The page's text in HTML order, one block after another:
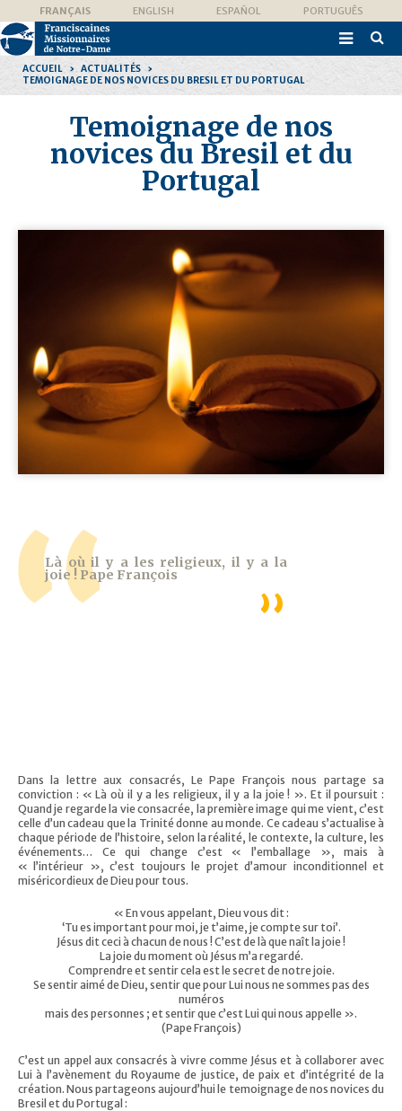
contenu.
|
Aller
navigation
personnelsFRANÇAIS ENGLISH ESPAÑOL PORTUGUÊS

ACCUEIL › ACTUALITÉS
›
TEMOIGNAGE DE NOS NOVICES DU BRESIL ET DU PORTUGAL
Temoignage de nos
novices du Bresil et du
Portugal
Là où il y a les religieux, il y a la
joie ! Pape François
Dans la lettre aux consacrés, Le Pape François nous partage sa
conviction : « Là où il y a les religieux, il y a la joie ! ». Et il poursuit :
Quand je regarde la vie consacrée, la première image qui me vient, c’est
celle d’un cadeau que la Trinité donne au monde. Ce cadeau s’actualise à
chaque période de l’histoire, selon la réalité, le contexte, la culture, les
événements… Ce qui change c’est « l’emballage », mais à
« l’intérieur », c’est toujours le projet d’amour inconditionnel et
miséricordieux de Dieu pour tous.
« En vous appelant, Dieu vous dit :
‘Tu es important pour moi, je t’aime, je compte sur toi’.
Jésus dit ceci à chacun de nous ! C’est de là que naît la joie !
La joie du moment où Jésus m’a regardé.
Comprendre et sentir cela est le secret de notre joie.
Se sentir aimé de Dieu, sentir que pour Lui nous ne sommes pas des
numéros
mais des personnes ; et sentir que c’est Lui qui nous appelle ».
(Pape François)
C’est un appel aux consacrés à vivre comme Jésus et à collaborer avec
Lui à l’avènement du Royaume de justice, de paix et d’intégrité de la
création. Nous partageons aujourd’hui le temoignage de nos novices du
Bresil et du Portugal :